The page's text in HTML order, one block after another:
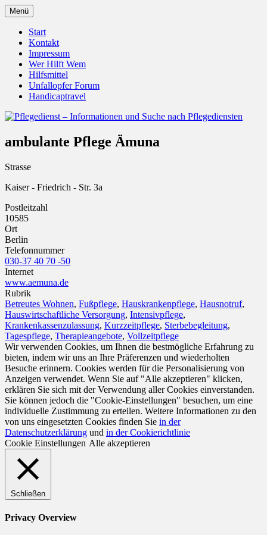
Zum
Inhalt
springen
Pflegedienst – Informationen
und Suche nach Pflegediensten
Unfallopfer – Hilfswerk
Menü
Start
Kontakt
Impressum
Wer Hilft Wem
Hilfsmittel
Unfallopfer Forum
Handicaptravel
ambulante Pflege Ämuna
Strasse
Kaiser - Friedrich - Str. 3a
Postleitzahl
10585
Ort
Berlin
Telefonnummer
030-37 40 70 -50
Internet
www.aemuna.de
Rubrik
Betreutes Wohnen, Fußpflege, Hauskrankenpflege, Hausnotruf,
Hauswirtschaftliche Versorgung, Intensivpflege,
Krankenkassenzulassung, Kurzzeitpflege, Sterbebegleitung,
Tagespflege, Therapieangebote, Vollzeitpflege
Wir verwenden Cookies, um Ihnen die bestmögliche Erfahrung zu
bieten, indem wir uns an Ihre Präferenzen und wiederholten
Besuche erinnern. Cookies werden für die Personalisierung von
Anzeigen verwendet. Wenn Sie auf "Alle akzeptieren" klicken,
erklären Sie sich mit der Verwendung aller Cookies einverstanden.
Sie können jedoch die "Cookie-Einstellungen" besuchen, um eine
individuelle Zustimmung zu erteilen. Weitere Informationen zu den
von uns eingesetzten Cookies finden Sie in der
Datenschutzerklärung und in der Cookierichtlinie
Cookie Einstellungen Alle akzeptieren
Schließen
Privacy Overview